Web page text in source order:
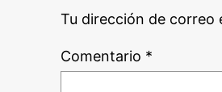
Tu dirección de correo
Comentario *